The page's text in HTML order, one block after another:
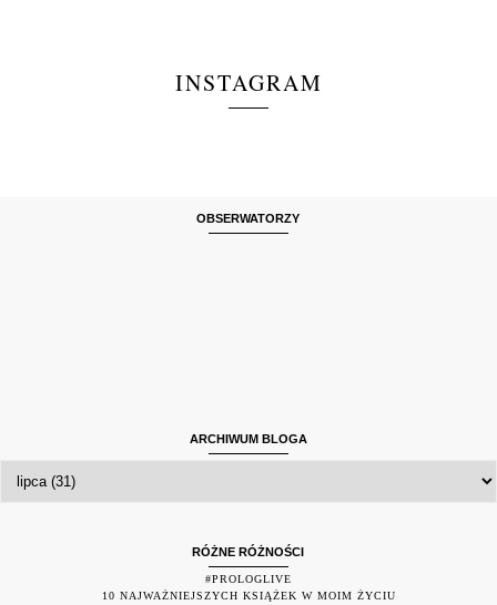
INSTAGRAM
OBSERWATORZY
ARCHIWUM BLOGA
RÓŻNE RÓŻNOŚCI
#PROLOGLIVE
10 NAJWAŻNIEJSZYCH KSIĄŻEK W MOIM ŻYCIU